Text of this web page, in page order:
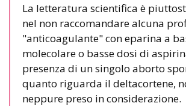
La letteratura scientifica è
nel non raccomandare alcuna
"anticoagulante" con eparina a
molecolare o basse dosi di
presenza di un singolo aborto
quanto riguarda il deltacortene,
neppure preso in considerazione.